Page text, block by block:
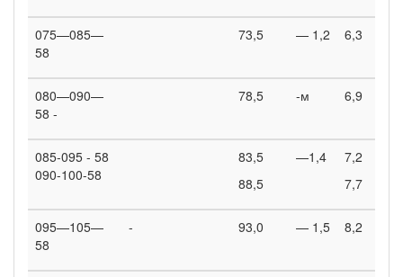
075—085—
58
73,5 — 1,2 6,3
080—090—
58 -
78,5 -м 6,9
085-095 - 58
090-100-58
83,5
88,5
—1,4
7,2
7,7
095—105—
58
- 93,0 — 1,5 8,2